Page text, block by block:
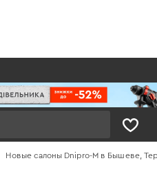
Новые салоны Dnipro-M в Бышеве,